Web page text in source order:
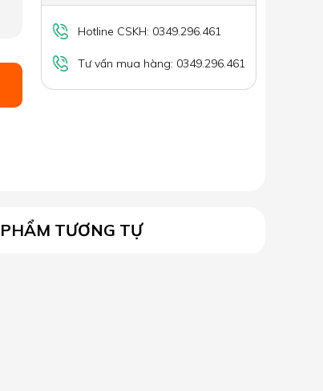
Hotline CSKH: 0349.296.461
Tư vấn mua hàng: 0349.296.461
TƯƠNG TỰ